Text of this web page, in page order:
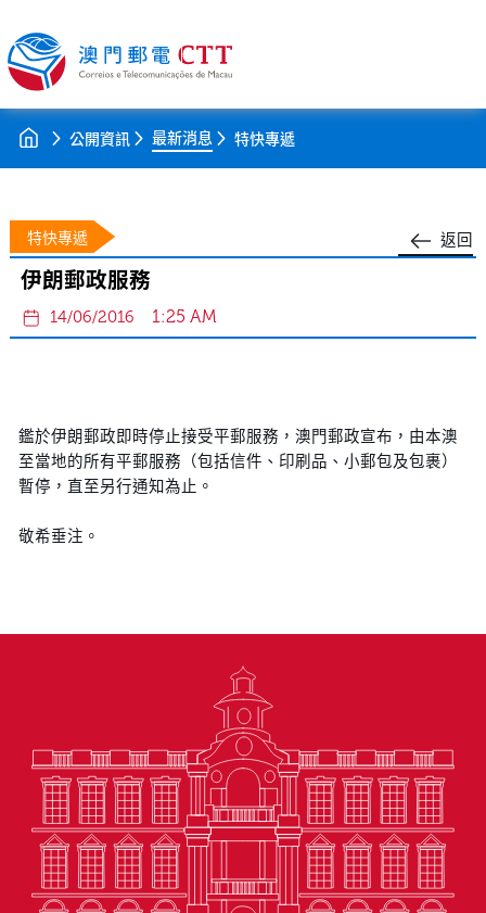
公開資訊 最新消息 特快專遞
返回
特快專遞
伊朗郵政服務
14/06/2016 1:25 AM
鑑於伊朗郵政即時停止接受平郵服務，澳門郵政宣布，由本澳
至當地的所有平郵服務（包括信件、印刷品、小郵包及包裹）
暫停，直至另行通知為止。
敬希垂注。